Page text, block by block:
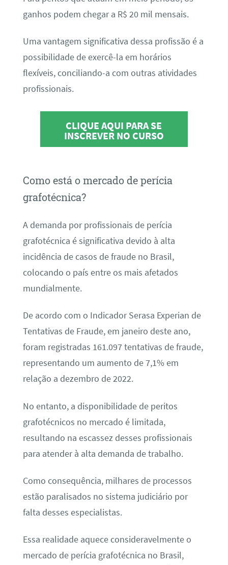
ganhos podem chegar a R$ 20 mil mensais.
Uma vantagem significativa dessa profissão é a
possibilidade de exercê-la em horários
flexíveis, conciliando-a com outras atividades
profissionais.
CLIQUE AQUI PARA SE
INSCREVER NO CURSO
Como está o mercado de perícia
grafotécnica?
A demanda por profissionais de perícia
grafotécnica é significativa devido à alta
incidência de casos de fraude no Brasil,
colocando o país entre os mais afetados
mundialmente.
De acordo com o Indicador Serasa Experian de
Tentativas de Fraude, em janeiro deste ano,
foram registradas 161.097 tentativas de fraude,
representando um aumento de 7,1% em
relação a dezembro de 2022.
No entanto, a disponibilidade de peritos
grafotécnicos no mercado é limitada,
resultando na escassez desses profissionais
para atender à alta demanda de trabalho.
Como consequência, milhares de processos
estão paralisados no sistema judiciário por
falta desses especialistas.
Essa realidade aquece consideravelmente o
mercado de perícia grafotécnica no Brasil,